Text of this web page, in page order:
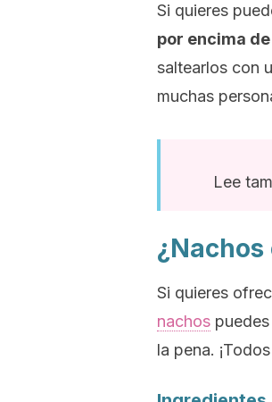
Si quieres
por encima
saltearlos con
muchas
Lee
¿Nachos
Si quieres
nachos
la pena.